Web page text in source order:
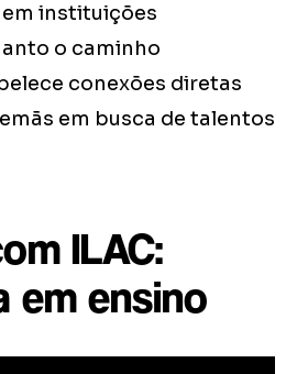
instituições
o caminho
conexões diretas
em busca de talentos
ILAC:
em ensino